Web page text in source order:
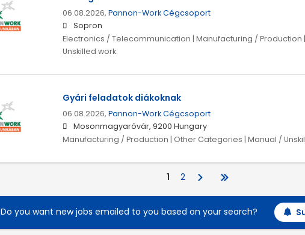
06.08.2026, Pannon-Work Cégcsoport
Sopron
Electronics / Telecommunication | Manufacturing / Production
Unskilled work
Gyári feladatok diákoknak
06.08.2026, Pannon-Work Cégcsoport
Mosonmagyaróvár, 9200 Hungary
Manufacturing / Production | Other Categories | Manual /
1 2
Do you want new jobs emailed to you based on your search?